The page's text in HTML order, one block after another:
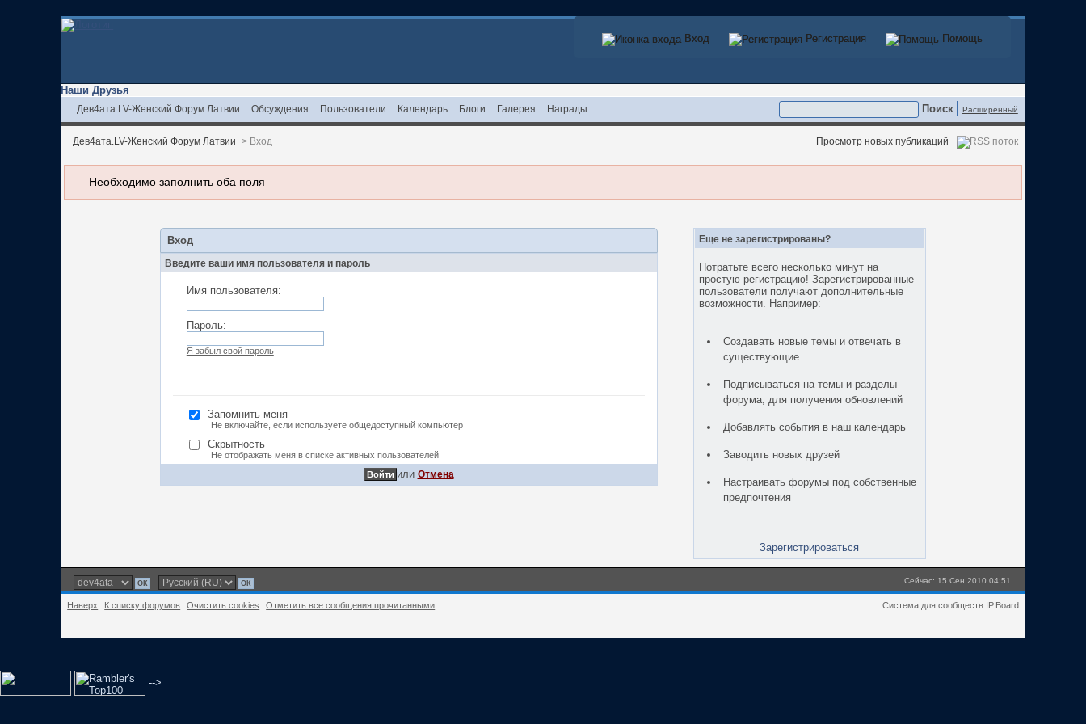
Вход Регистрация Помощь
Вход Регистрация Помощь
Наши Друзья
Расширенный
Дев4ата.LV-Женский Форум Латвии Обсуждения Пользователи Календарь Блоги Галерея Награды
Дев4ата.LV-Женский Форум Латвии > Вход Просмотр новых публикаций
Необходимо заполнить оба поля
Вход
Введите ваши имя пользователя и пароль
Имя пользователя:
Пароль:
Я забыл свой пароль
Запомнить меня
Не включайте, если используете общедоступный компьютер
Скрытность
Не отображать меня в списке активных пользователей
или Отмена
Еще не зарегистрированы?
Потратьте всего несколько минут на
простую регистрацию! Зарегистрированные
пользователи получают дополнительные
возможности. Например:
Создавать новые темы и отвечать в
существующие
Подписываться на темы и разделы
форума, для получения обновлений
Добавлять события в наш календарь
Заводить новых друзей
Настраивать форумы под собственные
предпочтения
Зарегистрироваться
Сейчас: 15 Сен 2010 04:51
Наверх К списку форумов Очистить cookies Отметить все сообщения прочитанными Система для сообществ IP.Board
-->